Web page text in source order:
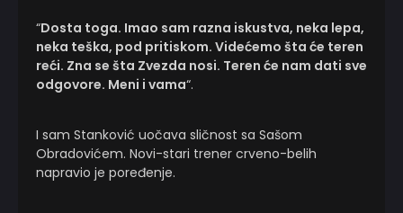
“Dosta toga. Imao sam razna iskustva, neka lepa,
neka teška, pod pritiskom. Videćemo šta će teren
reći. Zna se šta Zvezda nosi. Teren će nam dati sve
odgovore. Meni i vama“.
I sam Stanković uočava sličnost sa Sašom
Obradovićem. Novi-stari trener crveno-belih
napravio je poređenje.